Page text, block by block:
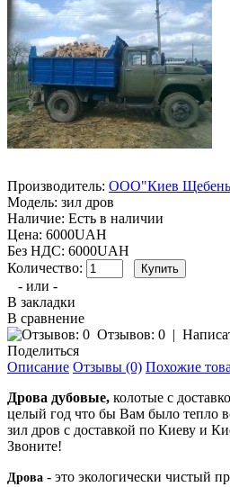
Производитель: ООО"Киев
Модель: зил дров
Наличие: Есть в наличии
Цена: 6000UAH
Без НДС: 6000UAH
Количество:
- или -
В закладки
В сравнение
Отзывов: 0 |
Поделиться
Описание Отзывы (0) Похожие
Дрова дубовые, колотые с
целый год что бы Вам было тепло
зил дров с доставкой по Киеву и
Звоните!
Дрова - это экологически чистый